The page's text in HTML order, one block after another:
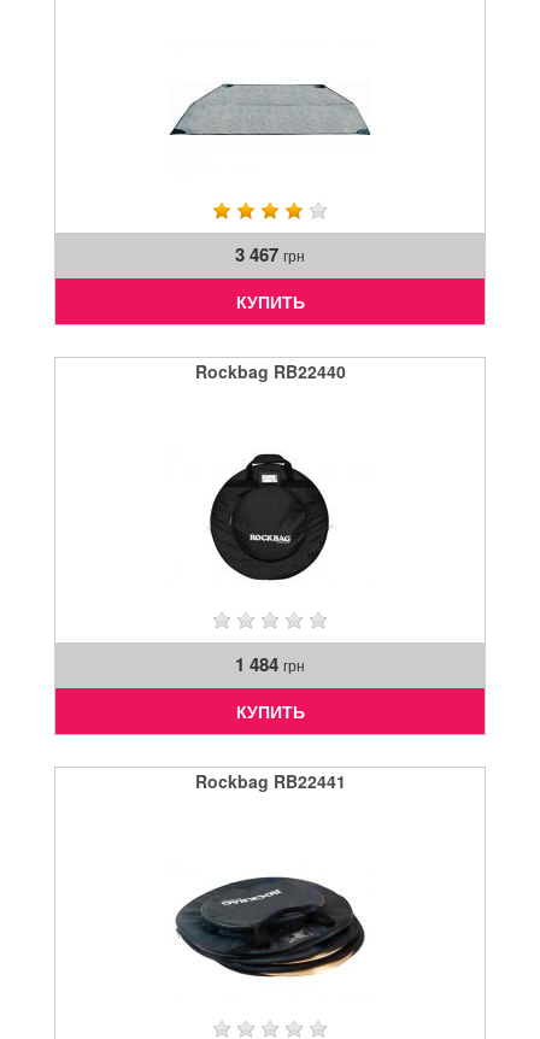
3 467 грн
КУПИТЬ
Rockbag RB22440
1 484 грн
КУПИТЬ
Rockbag RB22441